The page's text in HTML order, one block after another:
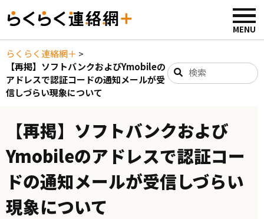
らくらく連絡網＋ >
【再掲】ソフトバンクおよびYmobileの
アドレスで認証コードの通知メールが受
信しづらい現象について
【再掲】ソフトバンクおよび
Ymobileのアドレスで認証コー
ドの通知メールが受信しづらい
現象について